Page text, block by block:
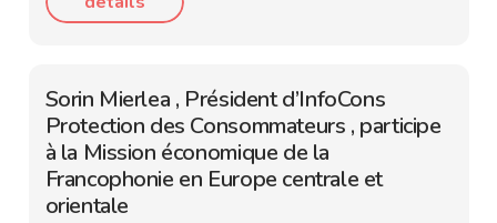
Sorin Mierlea , Président d’InfoCons
Protection des Consommateurs , participe
à la Mission économique de la
Francophonie en Europe centrale et
orientale